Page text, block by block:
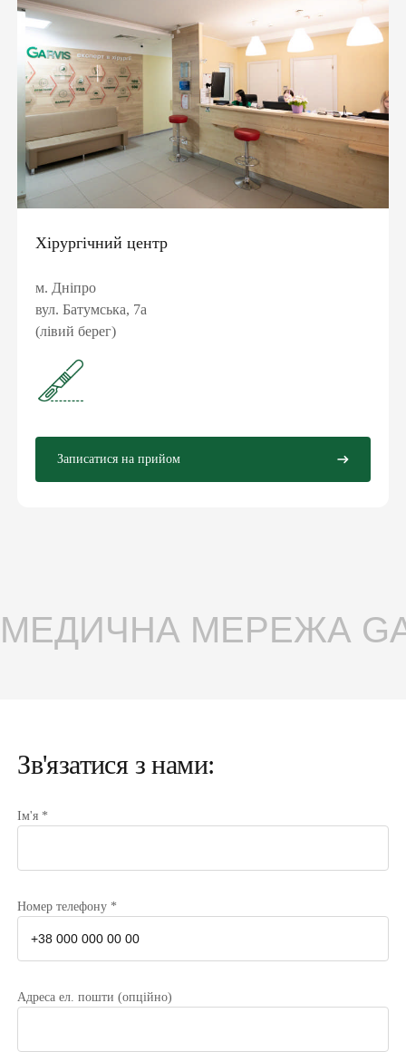
Хірургічний центр
м. Дніпро
вул. Батумська, 7а
(лівий берег)
Записатися на прийом
МЕДИЧНА МЕРЕЖА
Зв'язатися з нами:
Ім'я *
Номер телефону *
Адреса ел. пошти (опційно)